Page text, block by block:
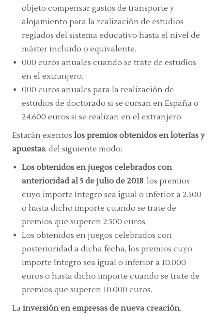
objeto compensar gastos de transporte y
alojamiento para la realización de estudios
reglados del sistema educativo hasta el nivel de
máster incluido o equivalente.
000 euros anuales cuando se trate de estudios
en el extranjero.
000 euros anuales para la realización de
estudios de doctorado si se cursan en España o
24.600 euros si se realizan en el extranjero.
Estarán exentos los premios obtenidos en loterías y
apuestas, del siguiente modo:
Los obtenidos en juegos celebrados con
anterioridad al 5 de julio de 2018, los premios
cuyo importe íntegro sea igual o inferior a 2.500
o hasta dicho importe cuando se trate de
premios que superen 2.500 euros.
Los obtenidos en juegos celebrados con
posterioridad a dicha fecha, los premios cuyo
importe íntegro sea igual o inferior a 10.000
euros o hasta dicho importe cuando se trate de
premios que superen 10.000 euros.
La inversión en empresas de nueva creación.